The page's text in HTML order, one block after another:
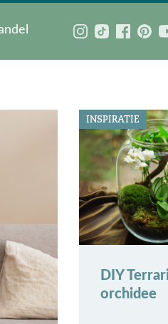
INSPIRATIE
DIY
orchidee